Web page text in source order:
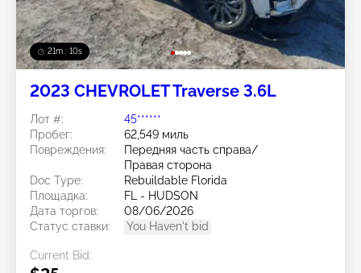
21m : 07s
2023 CHEVROLET Traverse 3.6L
Лот #:
45******
Пробег:
62,549 миль
Повреждения:
Передняя часть справа/
Правая сторона
Doc Type:
Rebuildable Florida
Площадка:
FL - HUDSON
Дата торгов:
08/06/2026
Статус ставки:
You Haven't bid
Current Bid: